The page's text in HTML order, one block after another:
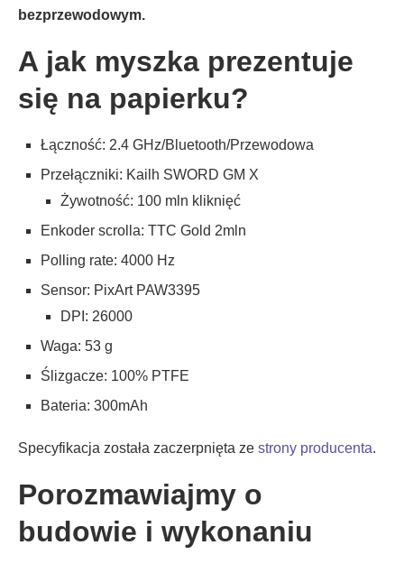
bezprzewodowym.
A jak myszka prezentuje
się na papierku?
Łączność: 2.4 GHz/Bluetooth/Przewodowa
Przełączniki: Kailh SWORD GM X
Żywotność: 100 mln kliknięć
Enkoder scrolla: TTC Gold 2mln
Polling rate: 4000 Hz
Sensor: PixArt PAW3395
DPI: 26000
Waga: 53 g
Ślizgacze: 100% PTFE
Bateria: 300mAh
Specyfikacja została zaczerpnięta ze strony producenta.
Porozmawiajmy o
budowie i wykonaniu